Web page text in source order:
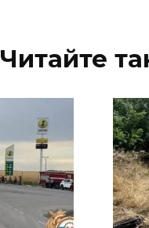
Читайте